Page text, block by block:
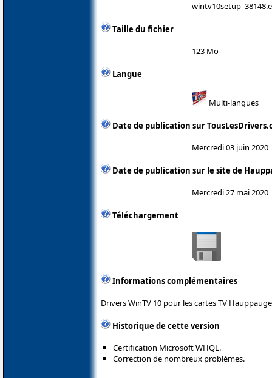
Taille du fichier
123 Mo
Langue
Multi-langues
Date de publication sur
Mercredi 03 juin 2020
Date de publication sur le site de
Mercredi 27 mai 2020
Téléchargement
Informations complémentaires
Drivers WinTV 10 pour les cartes TV
Historique de cette version
Certification Microsoft WHQL.
Correction de nombreux problèmes.